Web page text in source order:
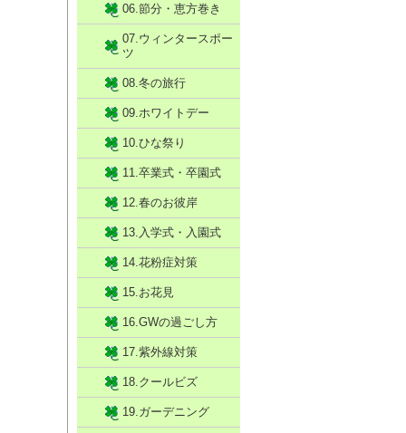
06.節分・恵方巻き
07.ウィンタースポー
ツ
08.冬の旅行
09.ホワイトデー
10.ひな祭り
11.卒業式・卒園式
12.春のお彼岸
13.入学式・入園式
14.花粉症対策
15.お花見
16.GWの過ごし方
17.紫外線対策
18.クールビズ
19.ガーデニング